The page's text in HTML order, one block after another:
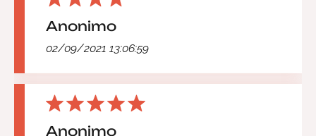
Anonimo
02/09/2021 13:06:59
Anonimo